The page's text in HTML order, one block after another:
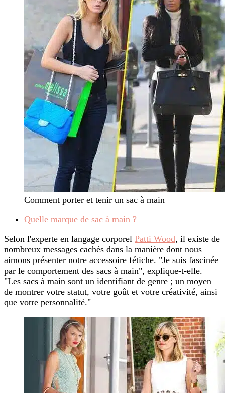
Comment porter et tenir un sac à main
Quelle marque de sac à main ?
Selon l'experte en langage corporel Patti Wood, il existe de
nombreux messages cachés dans la manière dont nous
aimons présenter notre accessoire fétiche. "Je suis fascinée
par le comportement des sacs à main", explique-t-elle.
"Les sacs à main sont un identifiant de genre ; un moyen
de montrer votre statut, votre goût et votre créativité, ainsi
que votre personnalité."